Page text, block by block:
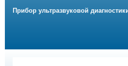
Прибор ультразвуковой